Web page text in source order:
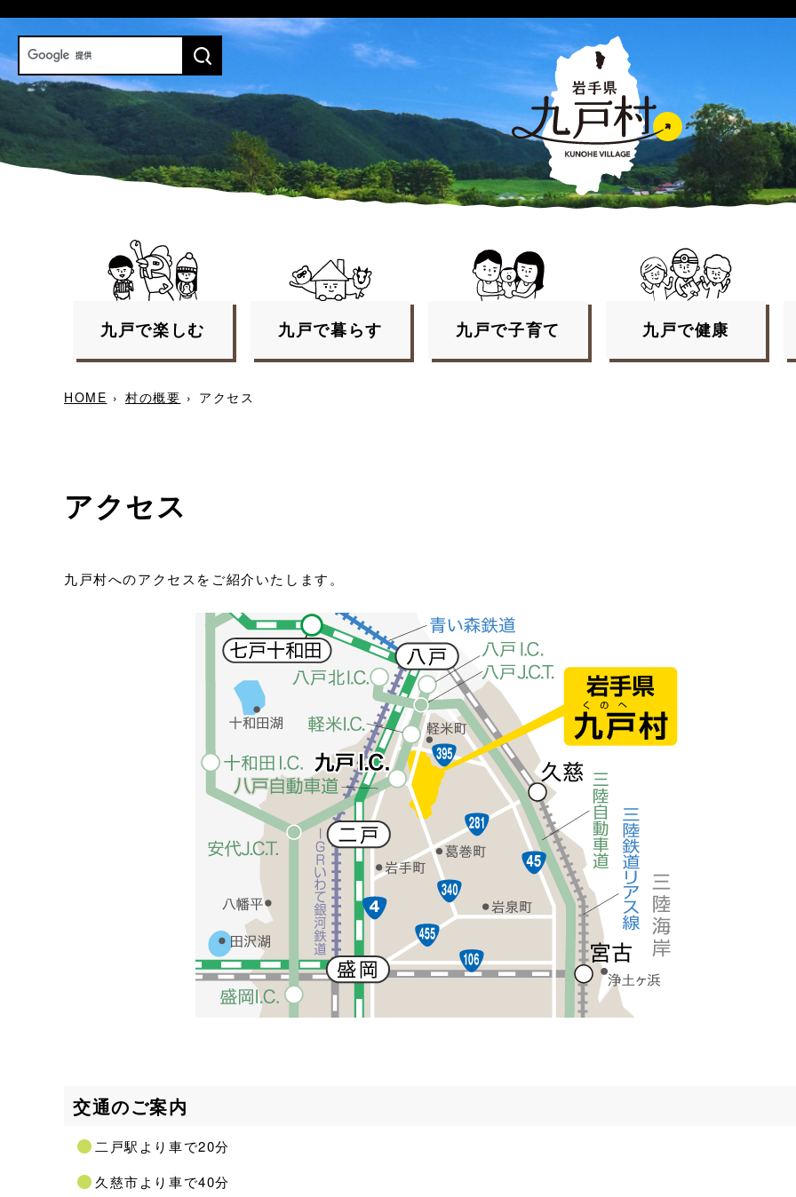
九戸で楽しむ 九戸で暮らす 九戸で子育て 九戸で健康
HOME › 村の概要 › アクセス
アクセス
九戸村へのアクセスをご紹介いたします。
交通のご案内
二戸駅より車で20分
久慈市より車で40分